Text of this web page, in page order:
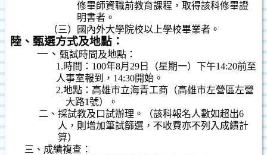
修畢師資職前教育課程，取得該科修畢證
明書者。
（三）國內外大學院校以上學校畢業者。
陸、甄選方式及地點：
一、甄試時間及地點：
1.時間： 100年8月 29 日 （星期一）下午14:20前至
人事室報到， 14:30開始。
2.地點：高雄市立海青工商（高雄市左營區左營
大路1號）。
二、採試教及口試辦理。（該科報名人數如超出6
人，則增加筆試篩選，不收費亦不列入成績計
算）
三、 成績複查：